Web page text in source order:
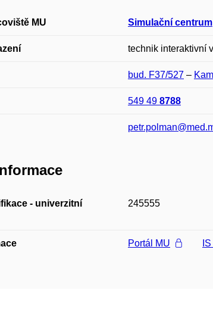
MU Simulační centrum
technik interaktivní
bud. F37/527 –
549 49 8788
- univerzitní
245555
Portál MU